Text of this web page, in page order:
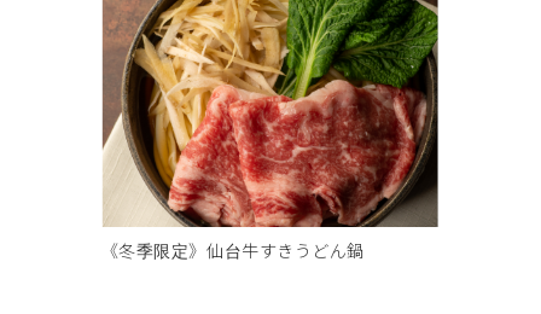
《冬季限定》仙台牛すきうどん鍋